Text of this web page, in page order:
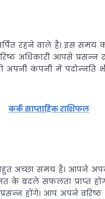
रहने वाले हैं। इस
अधिकारी आपसे
अपनी कंपनी में
कर्क साप्ताहिक राशिफल
अच्‍छा समय है। आपने
के बदले सफलता प्राप्‍त
होंगे। आप अपने